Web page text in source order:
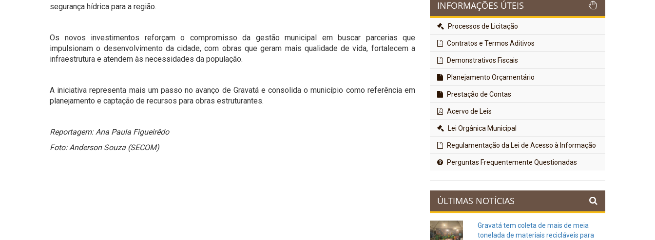
segurança hídrica para a região.
Os novos investimentos reforçam o compromisso da gestão municipal em buscar parcerias que
impulsionam o desenvolvimento da cidade, com obras que geram mais qualidade de vida, fortalecem a
infraestrutura e atendem às necessidades da população.
A iniciativa representa mais um passo no avanço de Gravatá e consolida o município como referência em
planejamento e captação de recursos para obras estruturantes.
Reportagem: Ana Paula Figueirêdo
Foto: Anderson Souza (SECOM)
INFORMAÇÕES ÚTEIS
Processos de Licitação
Contratos e Termos Aditivos
Demonstrativos Fiscais
Planejamento Orçamentário
Prestação de Contas
Acervo de Leis
Lei Orgânica Municipal
Regulamentação da Lei de Acesso à Informação
Perguntas Frequentemente Questionadas
ÚLTIMAS NOTÍCIAS
Gravatá tem coleta de mais de meia
tonelada de materiais recicláveis para